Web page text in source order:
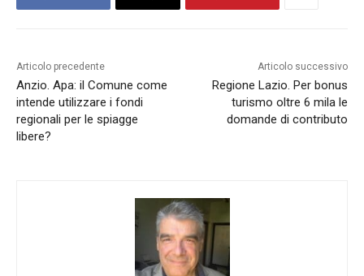
Articolo precedente
Anzio. Apa: il Comune come
intende utilizzare i fondi
regionali per le spiagge
libere?
Articolo successivo
Regione Lazio. Per bonus
turismo oltre 6 mila le
domande di contributo